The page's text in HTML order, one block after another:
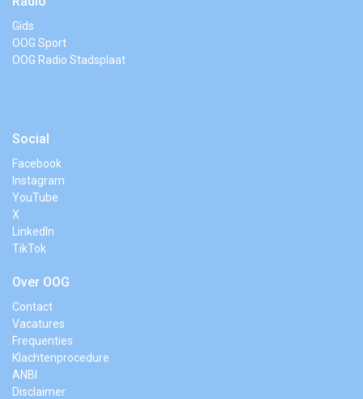
Gids
OOG Sport
OOG Radio Stadsplaat
Social
Facebook
Instagram
YouTube
X
LinkedIn
TikTok
Over OOG
Contact
Vacatures
Frequenties
Klachtenprocedure
ANBI
Disclaimer